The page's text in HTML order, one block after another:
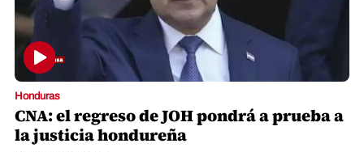
Honduras
CNA: el regreso de JOH pondrá a prueba a
la justicia hondureña